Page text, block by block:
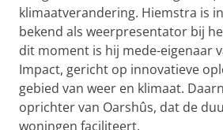
klimaatverandering. Hiemstra is
bekend als weerpresentator bij
dit moment is hij mede-eigenaar
Impact, gericht op innovatieve
gebied van weer en klimaat.
oprichter van Oarshûs, dat de
woningen faciliteert.